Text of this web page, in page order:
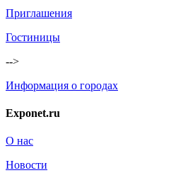
Приглашения
Гостиницы
-->
Информация о городах
Exponet.ru
О нас
Новости